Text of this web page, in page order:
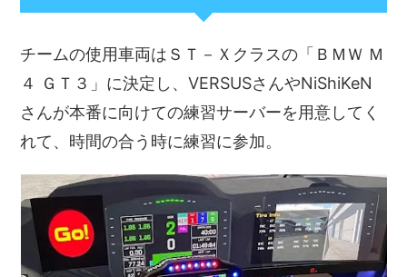
チームの使用車両はＳＴ－Ｘクラスの「ＢＭＷ Ｍ
４ ＧＴ３」に決定し、VERSUSさんやNiShiKeN
さんが本番に向けての練習サーバーを用意してく
れて、時間の合う時に練習に参加。